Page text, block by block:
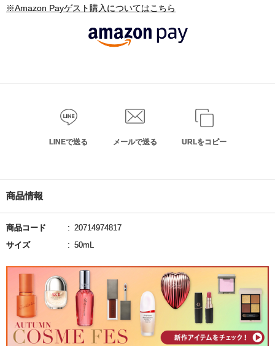
※Amazon Payゲスト購入についてはこちら
LINEで送る メールで送る URLをコピー
商品情報
商品コード
20714974817
サイズ
50mL